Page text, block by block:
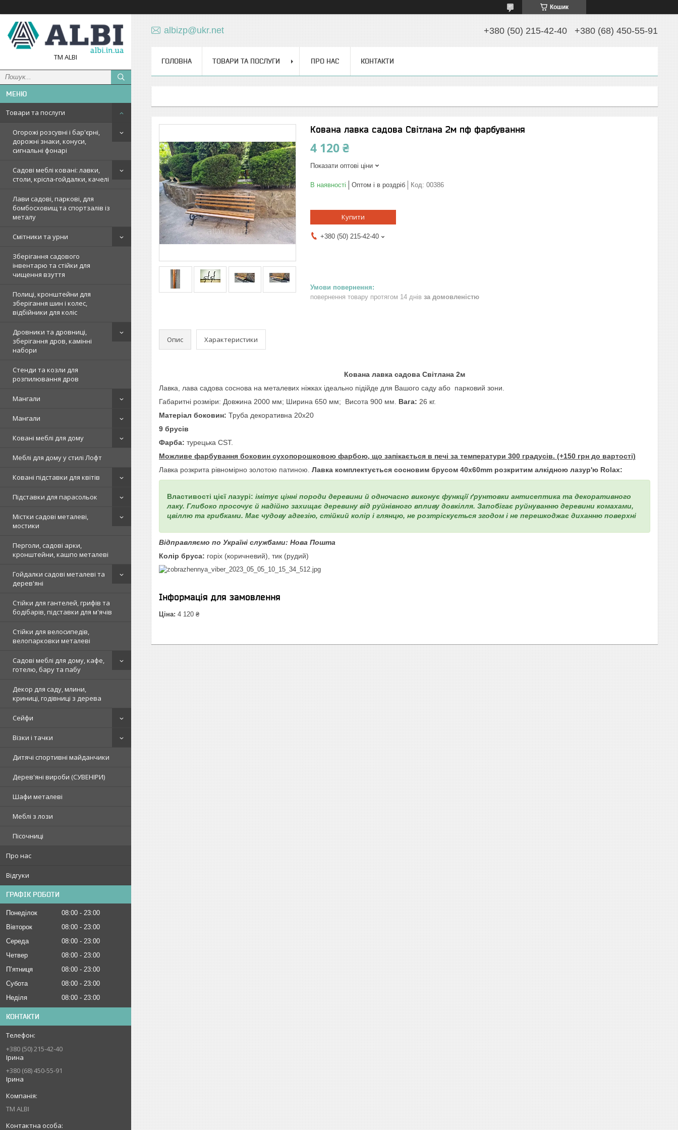
Кошик
TM ALBI
Товари та послуги
Огорожі розсувні і бар'єрні,
дорожні знаки, конуси,
сигнальні фонарі
Садові меблі ковані: лавки,
столи, крісла-гойдалки, качелі
Лави садові, паркові, для
бомбосховищ та спортзалів із
металу
Смітники та урни
Зберігання садового
інвентарю та стійки для
чищення взуття
Полиці, кронштейни для
зберігання шин і колес,
відбійники для коліс
Дровники та дровниці,
зберігання дров, камінні
набори
Стенди та козли для
розпилювання дров
Мангали
Мангали
Ковані меблі для дому
Меблі для дому у стилі Лофт
Ковані підставки для квітів
Підставки для парасольок
Містки садові металеві,
мостики
Перголи, садові арки,
кронштейни, кашпо металеві
Гойдалки садові металеві та
дерев'яні
Стійки для гантелей, грифів та
бодібарів, підставки для м'ячів
Стійки для велосипедів,
велопарковки металеві
Садові меблі для дому, кафе,
готелю, бару та пабу
Декор для саду, млини,
криниці, годівниці з дерева
Сейфи
Візки і тачки
Дитячі спортивні майданчики
Дерев'яні вироби (СУВЕНІРИ)
Шафи металеві
Меблі з лози
Пісочниці
Про нас
Відгуки
ГРАФІК РОБОТИ
Понеділок 08:00
23:00
Вівторок
08:00
23:00
Середа
08:00
23:00
Четвер
08:00
23:00
Пʼятниця
08:00
23:00
Субота
08:00
23:00
Неділя
08:00 23:00
КОНТАКТИ
+380 (50) 215-42-40
Ірина
+380 (68) 450-55-91
Ірина
ТМ ALBI
albizp@ukr.net +380 (50) 215-42-40 +380 (68) 450-55-91
ГОЛОВНА ТОВАРИ ТА ПОСЛУГИ ПРО НАС КОНТАКТИ
Кована лавка садова Світлана 2м пф фарбування
4 120 ₴
Показати оптові ціни
В наявності Оптом і в роздріб Код: 00386
Купити
+380 (50) 215-42-40
повернення товару протягом 14 днів за домовленістю
Опис Характеристики
Кована лавка садова Світлана 2м
Лавка, лава садова соснова на металевих ніжках ідеально підійде для Вашого саду або парковий зони.
Габаритні розміри: Довжина 2000 мм; Ширина 650 мм; Висота 900 мм. Вага: 26 кг.
Матеріал боковин: Труба декоративна 20х20
9 брусів
Фарба: турецька CST.
Можливе фарбування боковин сухопорошковою фарбою, що запікається в печі за температури 300 градусів. (+150 грн до вартості)
Лавка розкрита рівномірно золотою патиною. Лавка комплектується сосновим брусом 40х60mm розкритим алкідною лазур'ю Rolax:
Властивості цієї лазурі: імітує цінні породи деревини й одночасно виконує функції ґрунтовки антисептика та декоративного
лаку. Глибоко просочує й надійно захищає деревину від руйнівного впливу довкілля. Запобігає руйнуванню деревини комахами,
цвіллю та грибками. Має чудову адгезію, стійкий колір і глянцю, не розтріскується згодом і не перешкоджає диханню поверхні
Відправляємо по Україні службами: Нова Пошта
Колір бруса: горіх (коричневий), тик (рудий)
Інформація для замовлення
Ціна: 4 120 ₴